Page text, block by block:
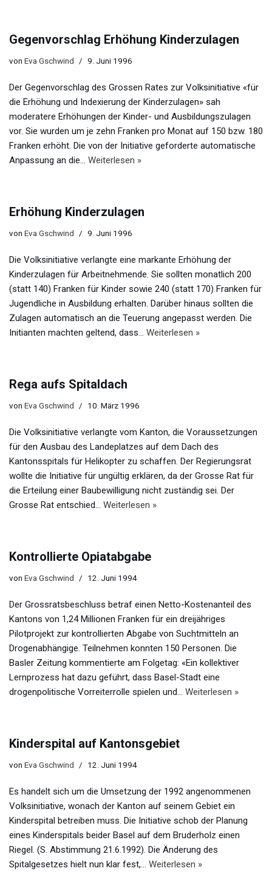
Gegenvorschlag Erhöhung Kinderzulagen
von Eva Gschwind 9. Juni 1996
Der Gegenvorschlag des Grossen Rates zur Volksinitiative «für
die Erhöhung und Indexierung der Kinderzulagen» sah
moderatere Erhöhungen der Kinder- und Ausbildungszulagen
vor. Sie wurden um je zehn Franken pro Monat auf 150 bzw. 180
Franken erhöht. Die von der Initiative geforderte automatische
Anpassung an die… Weiterlesen »
Erhöhung Kinderzulagen
von Eva Gschwind 9. Juni 1996
Die Volksinitiative verlangte eine markante Erhöhung der
Kinderzulagen für Arbeitnehmende. Sie sollten monatlich 200
(statt 140) Franken für Kinder sowie 240 (statt 170) Franken für
Jugendliche in Ausbildung erhalten. Darüber hinaus sollten die
Zulagen automatisch an die Teuerung angepasst werden. Die
Initianten machten geltend, dass… Weiterlesen »
Rega aufs Spitaldach
von Eva Gschwind 10. März 1996
Die Volksinitiative verlangte vom Kanton, die Voraussetzungen
für den Ausbau des Landeplatzes auf dem Dach des
Kantonsspitals für Helikopter zu schaffen. Der Regierungsrat
wollte die Initiative für ungültig erklären, da der Grosse Rat für
die Erteilung einer Baubewilligung nicht zuständig sei. Der
Grosse Rat entschied… Weiterlesen »
Kontrollierte Opiatabgabe
von Eva Gschwind 12. Juni 1994
Der Grossratsbeschluss betraf einen Netto-Kostenanteil des
Kantons von 1,24 Millionen Franken für ein dreijähriges
Pilotprojekt zur kontrollierten Abgabe von Suchtmitteln an
Drogenabhängige. Teilnehmen konnten 150 Personen. Die
Basler Zeitung kommentierte am Folgetag: «Ein kollektiver
Lernprozess hat dazu geführt, dass Basel-Stadt eine
drogenpolitische Vorreiterrolle spielen und… Weiterlesen »
Kinderspital auf Kantonsgebiet
von Eva Gschwind 12. Juni 1994
Es handelt sich um die Umsetzung der 1992 angenommenen
Volksinitiative, wonach der Kanton auf seinem Gebiet ein
Kinderspital betreiben muss. Die Initiative schob der Planung
eines Kinderspitals beider Basel auf dem Bruderholz einen
Riegel. (S. Abstimmung 21.6.1992). Die Änderung des
Spitalgesetzes hielt nun klar fest,… Weiterlesen »